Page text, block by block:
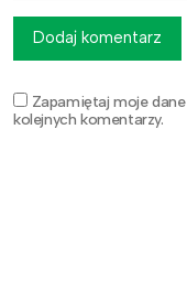
Zapamiętaj moje
kolejnych komentarzy.
Dodaj komentarz